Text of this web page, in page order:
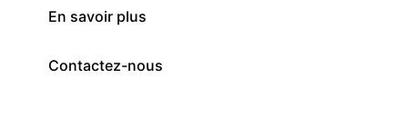
En savoir plus
Contactez-nous